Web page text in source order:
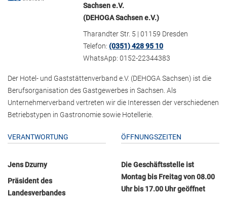
Sachsen e.V.
(DEHOGA Sachsen e.V.)
Tharandter Str. 5 | 01159 Dresden
Telefon:(0351) 428 95 10
WhatsApp: 0152-22344383
Der Hotel- und Gaststättenverband e.V. (DEHOGA Sachsen) ist die
Berufsorganisation des Gastgewerbes in Sachsen. Als
Unternehmerverband vertreten wir die Interessen der verschiedenen
Betriebstypen in Gastronomie sowie Hotellerie.
VERANTWORTUNG
Jens Dzurny
Präsident des
Landesverbandes
ÖFFNUNGSZEITEN
Die Geschäftsstelle ist
Montag bis Freitag von 08.00
Uhr bis 17.00 Uhr geöffnet